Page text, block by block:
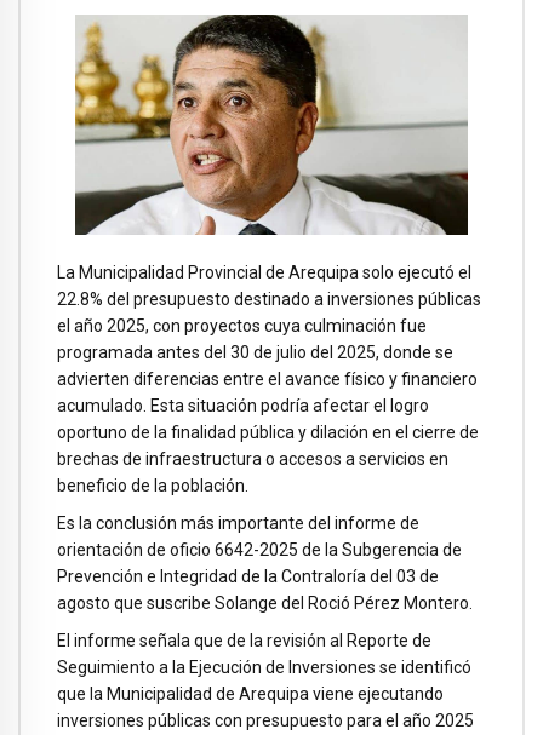
La Municipalidad Provincial de Arequipa solo ejecutó el
22.8% del presupuesto destinado a inversiones públicas
el año 2025, con proyectos cuya culminación fue
programada antes del 30 de julio del 2025, donde se
advierten diferencias entre el avance físico y financiero
acumulado. Esta situación podría afectar el logro
oportuno de la finalidad pública y dilación en el cierre de
brechas de infraestructura o accesos a servicios en
beneficio de la población.
Es la conclusión más importante del informe de
orientación de oficio 6642-2025 de la Subgerencia de
Prevención e Integridad de la Contraloría del 03 de
agosto que suscribe Solange del Roció Pérez Montero.
El informe señala que de la revisión al Reporte de
Seguimiento a la Ejecución de Inversiones se identificó
que la Municipalidad de Arequipa viene ejecutando
inversiones públicas con presupuesto para el año 2025